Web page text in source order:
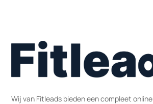
Wij van Fitleads bieden een compleet online